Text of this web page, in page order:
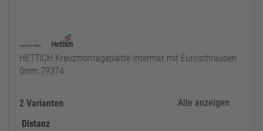
HETTICH Kreuzmontageplatte Intermat mit Euroschrauben
0mm 79374
2 Varianten
Alle anzeigen
Distanz